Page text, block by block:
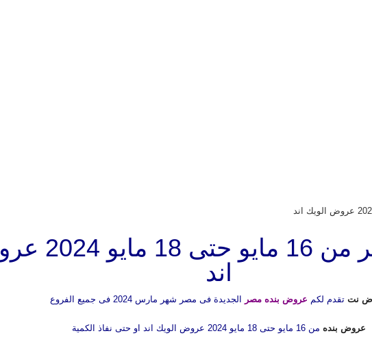
عروض بنده
اند
نت تقدم لكم عروض بنده مصر الجديدة فى مصر شهر مارس 2024 فى جميع الفروع
عروض بنده من 16 مايو حتى 18 مايو 2024 عروض الويك اند او حتى نفاذ الكمية